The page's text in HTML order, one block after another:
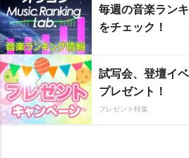
毎週の音楽ラン
をチェック！
試写会、登壇イ
プレゼント！
プレゼント特集